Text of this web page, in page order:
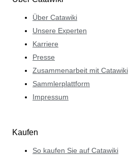
Über Catawiki
Unsere Experten
Karriere
Presse
Zusammenarbeit mit Catawiki
Sammlerplattform
Impressum
Kaufen
So kaufen Sie auf Catawiki